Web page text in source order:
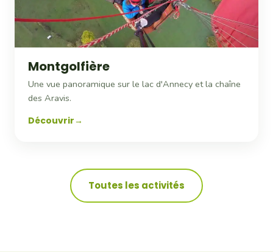
Montgolfière
Une vue panoramique sur le lac d'Annecy et la chaîne
des Aravis.
Découvrir
Toutes les activités